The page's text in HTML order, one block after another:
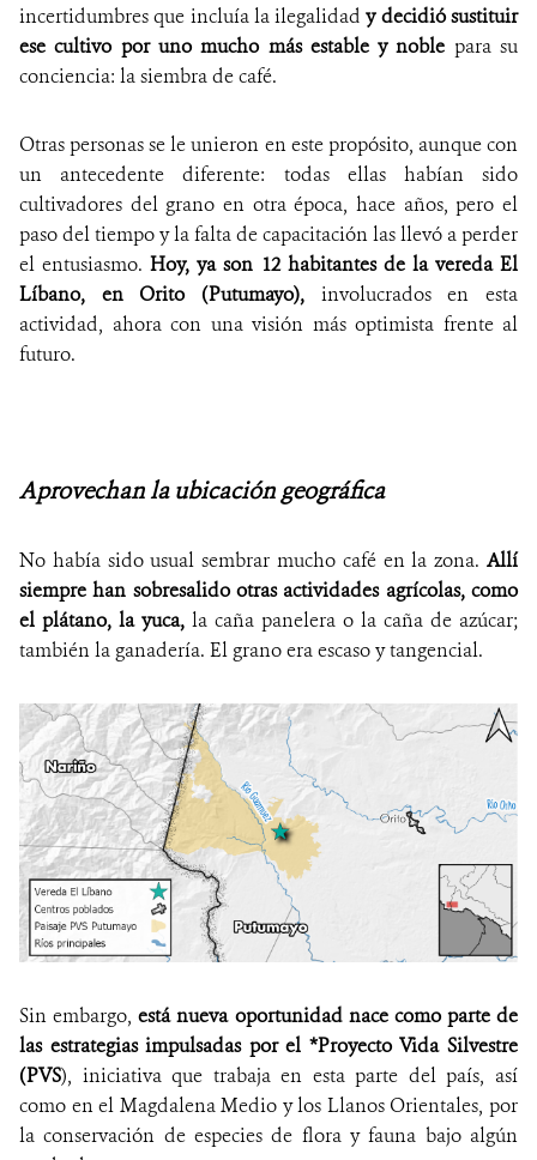
incertidumbres que incluía la ilegalidady decidió sustituir
ese cultivo por uno mucho más estable y noble para su
conciencia: la siembra de café.
Otras personas se le unieron en este propósito, aunque con
un antecedente diferente: todas ellas habían sido
cultivadores del grano en otra época, hace años, pero el
paso del tiempo y la falta de capacitación las llevó a perder
el entusiasmo.Hoy, ya son 12 habitantes de la vereda El
Líbano, en Orito (Putumayo), involucrados en esta
actividad, ahora con una visión más optimista frente al
futuro.
Aprovechan la ubicación geográfica
No había sido usual sembrar mucho café en la zona. Allí
siempre han sobresalido otras actividades agrícolas, como
el plátano, la yuca, la caña panelera o la caña de azúcar;
también la ganadería. El grano era escaso y tangencial.
Sin embargo,está nueva oportunidad nace como parte de
las estrategias impulsadas por el *Proyecto Vida Silvestre
(PVS), iniciativa que trabaja en esta parte del país, así
como en el Magdalena Medio y los Llanos Orientales, por
la conservación de especies de flora y fauna bajo algún